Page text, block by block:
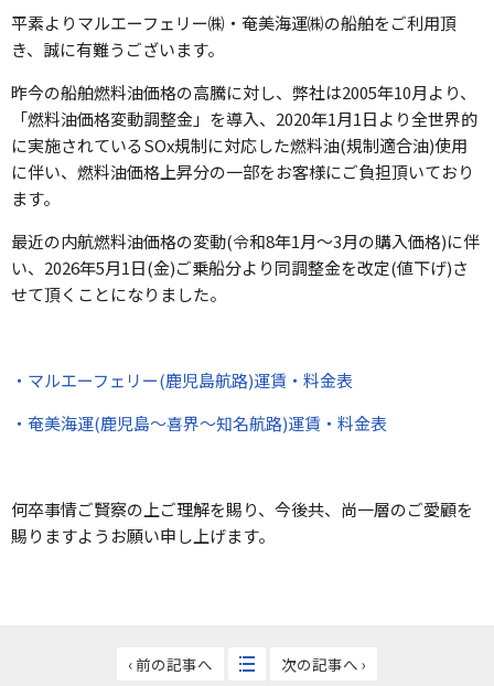
平素よりマルエーフェリー㈱・奄美海運㈱の船舶をご利用頂
き、誠に有難うございます。
昨今の船舶燃料油価格の高騰に対し、弊社は2005年10月より、
「燃料油価格変動調整金」を導入、 2020年1月1日より全世界的
に実施されているSOx規制に対応した燃料油(規制適合油)使用
に伴い、燃料油価格上昇分の一部をお客様にご負担頂いており
ます。
最近の内航燃料油価格の変動(令和8年1月～3月の購入価格)に伴
い、 2026年5月1日(金)ご乗船分より同調整金を改定(値下げ)さ
せて頂くことになりました。
・マルエーフェリー(鹿児島航路)運賃・料金表
・奄美海運(鹿児島～喜界～知名航路)運賃・料金表
何卒事情ご賢察の上ご理解を賜り、今後共、尚一層のご愛顧を
賜りますようお願い申し上げます。
‹ 前の記事へ 次の記事へ ›